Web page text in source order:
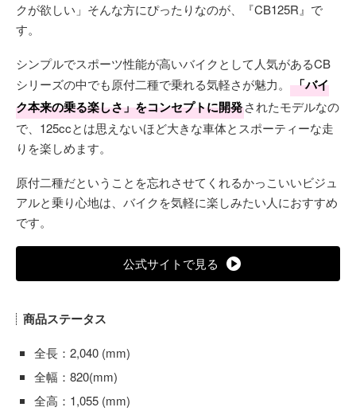
クが欲しい」そんな方にぴったりなのが、『CB125R』で
す。
シンプルでスポーツ性能が高いバイクとして人気があるCB
シリーズの中でも原付二種で乗れる気軽さが魅力。
「バイ
ク本来の乗る楽しさ」をコンセプトに開発されたモデルなの
で、125ccとは思えないほど大きな車体とスポーティーな走
りを楽しめます。
原付二種だということを忘れさせてくれるかっこいいビジュ
アルと乗り心地は、バイクを気軽に楽しみたい人におすすめ
です。
公式サイトで見る
商品ステータス
全長：2,040 (mm)
全幅：820(mm)
全高：1,055 (mm)